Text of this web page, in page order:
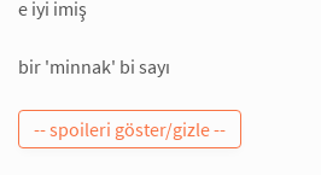
e iyi imiş
bir 'minnak' bi sayı